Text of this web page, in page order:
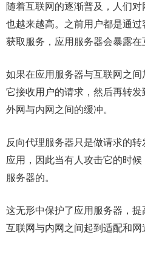
随着互联网的逐渐普及，人们
也越来越高。之前用户都是通
获取服务，应用服务器会暴露在
如果在应用服务器与互联网之间
它接收用户的请求，然后再转
外网与内网之间的缓冲。
反向代理服务器只是做请求的
应用，因此当有人攻击它的时
服务器的。
这无形中保护了应用服务器，
互联网与内网之间起到适配和网